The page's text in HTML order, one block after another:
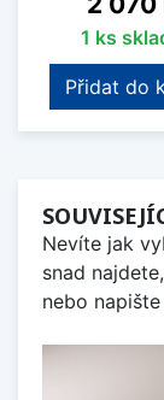
1 ks
Přidat do
Nevíte jak
snad
nebo